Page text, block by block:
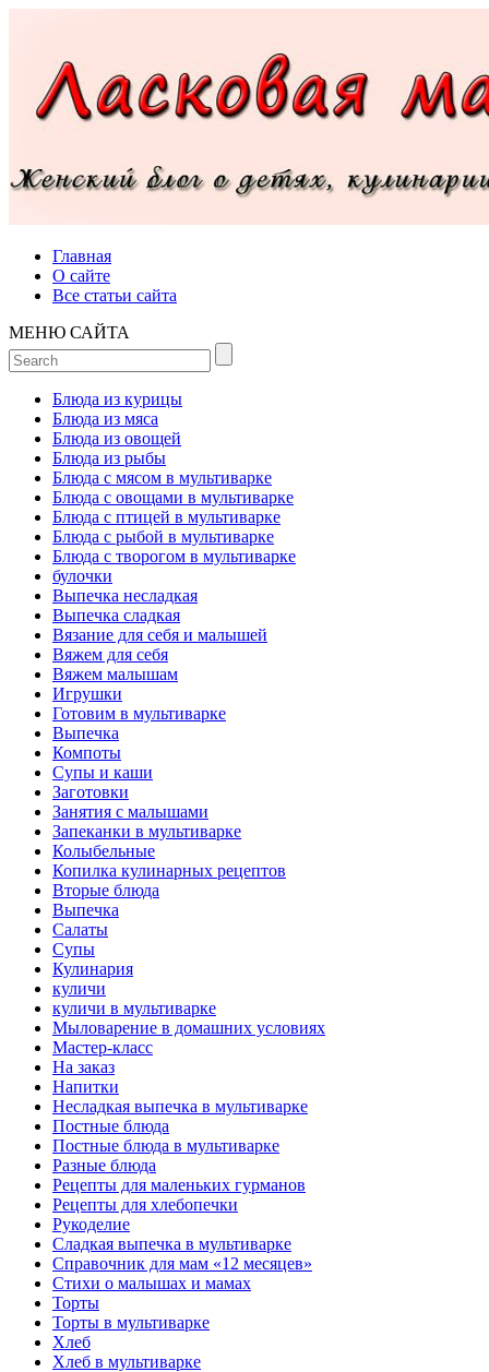
Главная
О сайте
Все статьи сайта
МЕНЮ САЙТА
Блюда из курицы
Блюда из мяса
Блюда из овощей
Блюда из рыбы
Блюда с мясом в мультиварке
Блюда с овощами в мультиварке
Блюда с птицей в мультиварке
Блюда с рыбой в мультиварке
Блюда с творогом в мультиварке
булочки
Выпечка несладкая
Выпечка сладкая
Вязание для себя и малышей
Вяжем для себя
Вяжем малышам
Игрушки
Готовим в мультиварке
Выпечка
Компоты
Супы и каши
Заготовки
Занятия с малышами
Запеканки в мультиварке
Колыбельные
Копилка кулинарных рецептов
Вторые блюда
Выпечка
Салаты
Супы
Кулинария
куличи
куличи в мультиварке
Мыловарение в домашних условиях
Мастер-класс
На заказ
Напитки
Несладкая выпечка в мультиварке
Постные блюда
Постные блюда в мультиварке
Разные блюда
Рецепты для маленьких гурманов
Рецепты для хлебопечки
Рукоделие
Сладкая выпечка в мультиварке
Справочник для мам «12 месяцев»
Стихи о малышах и мамах
Торты
Торты в мультиварке
Хлеб
Хлеб в мультиварке